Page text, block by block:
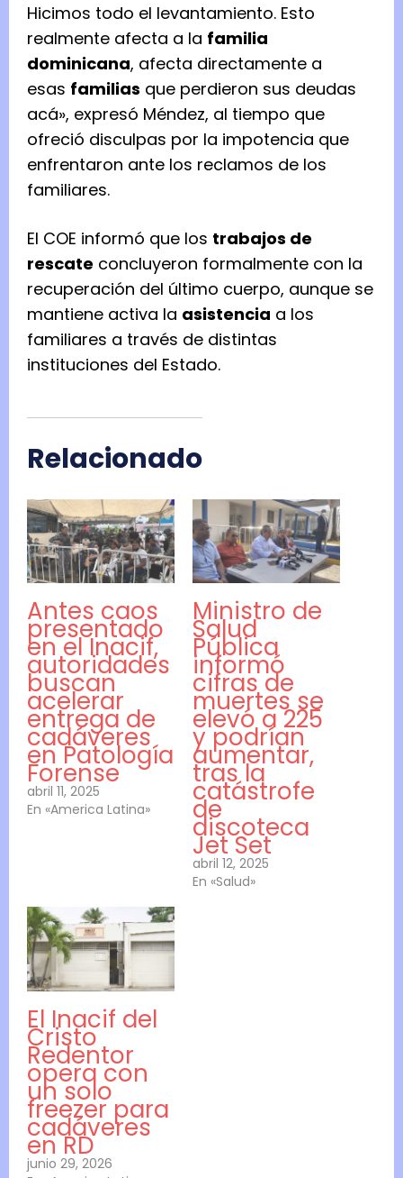
Hicimos todo el levantamiento. Esto
realmente afecta a la familia
dominicana, afecta directamente a
esas familias que perdieron sus deudas
acá», expresó Méndez, al tiempo que
ofreció disculpas por la impotencia que
enfrentaron ante los reclamos de los
familiares.
El COE informó que los trabajos de
rescate concluyeron formalmente con la
recuperación del último cuerpo, aunque se
mantiene activa la asistencia a los
familiares a través de distintas
instituciones del Estado.
Relacionado
Antes caos
presentado
en el Inacif,
autoridades
buscan
acelerar
entrega de
cadáveres
en Patología
Forense
abril 11, 2025
En «America Latina»
Ministro de
Salud
Pública
informó
cifras de
muertes se
elevó a 225
y podrían
aumentar,
tras la
catástrofe
de
discoteca
Jet Set
abril 12, 2025
En «Salud»
El Inacif del
Cristo
Redentor
opera con
un solo
freezer para
cadáveres
en RD
junio 29, 2026